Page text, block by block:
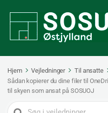
Hjem Vejledninger Til ansatte
Sådan kopierer du dine filer til
til skyen som ansat på SOSUOJ
Search